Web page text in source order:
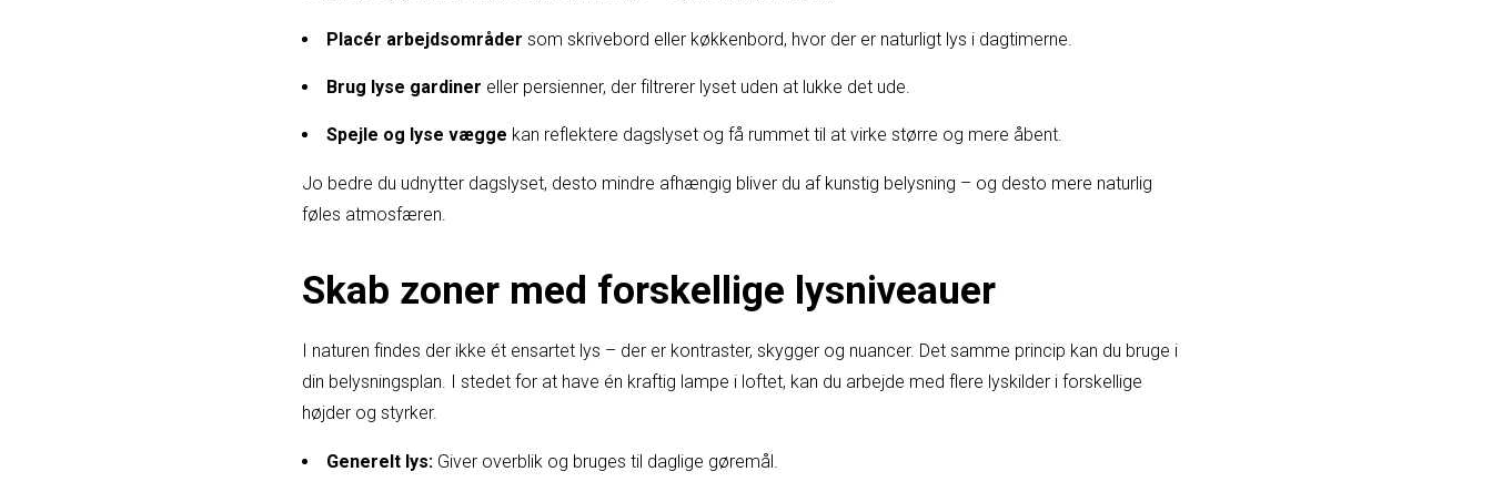
Placér arbejdsområder som skrivebord eller køkkenbord, hvor der er naturligt lys i dagtimerne.
Brug lyse gardiner eller persienner, der filtrerer lyset uden at lukke det ude.
Spejle og lyse vægge kan reflektere dagslyset og få rummet til at virke større og mere åbent.
Jo bedre du udnytter dagslyset, desto mindre afhængig bliver du af kunstig belysning – og desto mere naturlig
føles atmosfæren.
Skab zoner med forskellige lysniveauer
I naturen findes der ikke ét ensartet lys – der er kontraster, skygger og nuancer. Det samme princip kan du bruge i
din belysningsplan. I stedet for at have én kraftig lampe i loftet, kan du arbejde med flere lyskilder i forskellige
højder og styrker.
Generelt lys: Giver overblik og bruges til daglige gøremål.